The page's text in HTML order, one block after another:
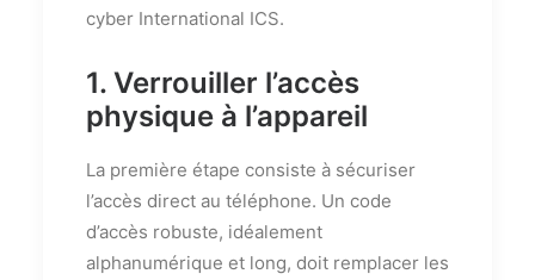
cyber International ICS.
1. Verrouiller l’accès
physique à l’appareil
La première étape consiste à sécuriser
l’accès direct au téléphone. Un code
d’accès robuste, idéalement
alphanumérique et long, doit remplacer les